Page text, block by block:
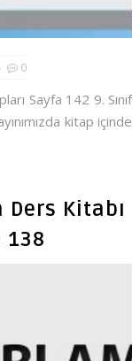
0
Sayfa 142 9. Sınıf
kitap içinde
Ders Kitabı
138